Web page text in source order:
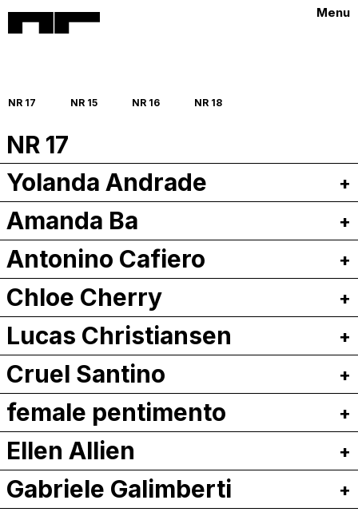
Menu
NR 17 NR 15 NR 16 NR 18
NR 17
Yolanda Andrade
Amanda Ba
Antonino Cafiero
Chloe Cherry
Lucas Christiansen
Cruel Santino
female pentimento
Ellen Allien
Gabriele Galimberti